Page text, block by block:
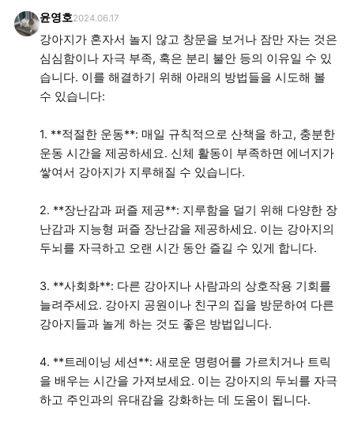
윤영호2024.06.17
강아지가 혼자서 놀지 않고 창문을 보거나 잠만 자는 것은
심심함이나 자극 부족, 혹은 분리 불안 등의 이유일 수 있
습니다. 이를 해결하기 위해 아래의 방법들을 시도해 볼
수 있습니다:
1. **적절한 운동**: 매일 규칙적으로 산책을 하고, 충분한
운동 시간을 제공하세요. 신체 활동이 부족하면 에너지가
쌓여서 강아지가 지루해질 수 있습니다.
2. **장난감과 퍼즐 제공**: 지루함을 덜기 위해 다양한 장
난감과 지능형 퍼즐 장난감을 제공하세요. 이는 강아지의
두뇌를 자극하고 오랜 시간 동안 즐길 수 있게 합니다.
3. **사회화**: 다른 강아지나 사람과의 상호작용 기회를
늘려주세요. 강아지 공원이나 친구의 집을 방문하여 다른
강아지들과 놀게 하는 것도 좋은 방법입니다.
4. **트레이닝 세션**: 새로운 명령어를 가르치거나 트릭
을 배우는 시간을 가져보세요. 이는 강아지의 두뇌를 자극
하고 주인과의 유대감을 강화하는 데 도움이 됩니다.